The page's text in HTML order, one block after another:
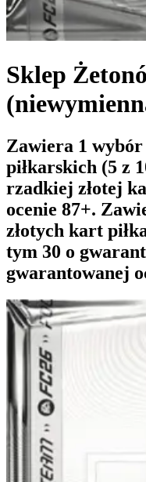
Sklep
Zawiera 1
piłkarskich (5 z
rzadkiej złotej
ocenie 87+.
złotych kart
tym 30 o
gwarantowanej